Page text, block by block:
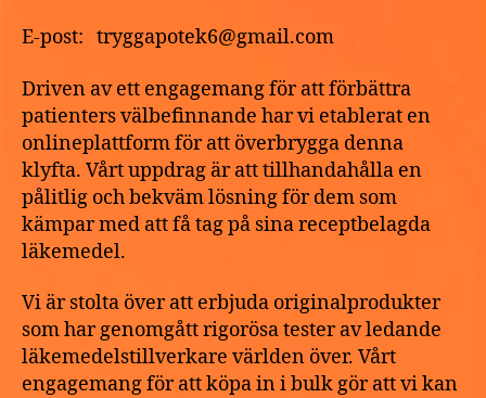
E-post: tryggapotek6@gmail.com
Driven av ett engagemang för att förbättra
patienters välbefinnande har vi etablerat en
onlineplattform för att överbrygga denna
klyfta. Vårt uppdrag är att tillhandahålla en
pålitlig och bekväm lösning för dem som
kämpar med att få tag på sina receptbelagda
läkemedel.
Vi är stolta över att erbjuda originalprodukter
som har genomgått rigorösa tester av ledande
läkemedelstillverkare världen över. Vårt
engagemang för att köpa in i bulk gör att vi kan